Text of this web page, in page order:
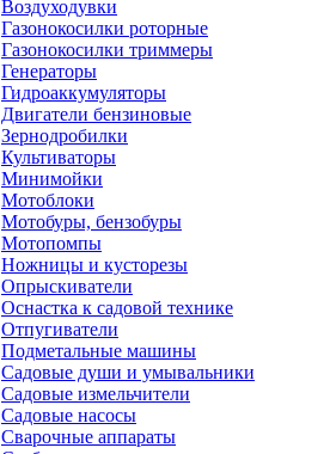
Воздуходувки
Газонокосилки роторные
Газонокосилки триммеры
Генераторы
Гидроаккумуляторы
Двигатели бензиновые
Зернодробилки
Культиваторы
Минимойки
Мотоблоки
Мотобуры, бензобуры
Мотопомпы
Ножницы и кусторезы
Опрыскиватели
Оснастка к садовой технике
Отпугиватели
Подметальные машины
Садовые души и умывальники
Садовые измельчители
Садовые насосы
Сварочные аппараты